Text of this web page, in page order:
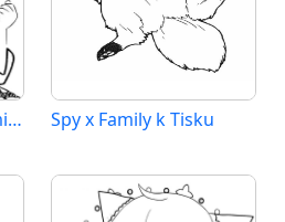
Tisknutelné Spy x Family Obrázek Spy x Family k Tisku